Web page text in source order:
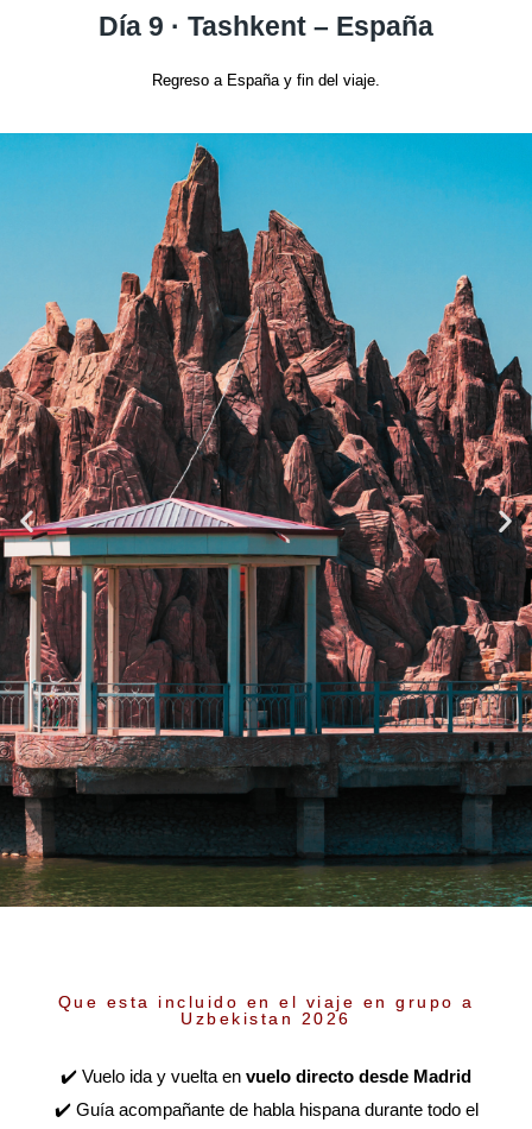
Día 9 · Tashkent – España
Regreso a España y fin del viaje.
Que esta incluido en el viaje en grupo a
Uzbekistan 2026
✔️ Vuelo ida y vuelta en vuelo directo desde Madrid
✔️ Guía acompañante de habla hispana durante todo el